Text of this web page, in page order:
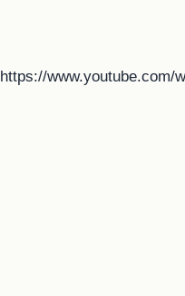
https://www.youtube.com/